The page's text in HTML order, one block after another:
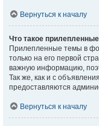
Вернуться к началу
Что такое
Прилепленные темы в
только на его первой
важную информацию,
Так же, как и с
предоставляются
Вернуться к началу